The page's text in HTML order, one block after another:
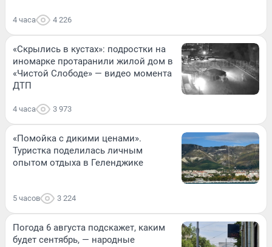
4 часа 4 226
«Скрылись в кустах»: подростки на
иномарке протаранили жилой дом в
«Чистой Слободе» — видео момента
ДТП
4 часа 3 973
«Помойка с дикими ценами».
Туристка поделилась личным
опытом отдыха в Геленджике
5 часов 3 224
Погода 6 августа подскажет, каким
будет сентябрь, — народные